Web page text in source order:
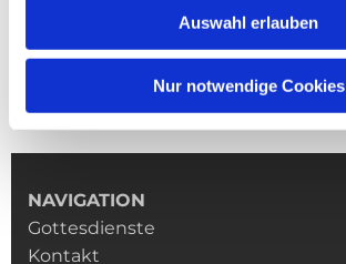
Auswahl erlauben
Nur notwendige Cookies
NAVIGATION
Gottesdienste
Kontakt